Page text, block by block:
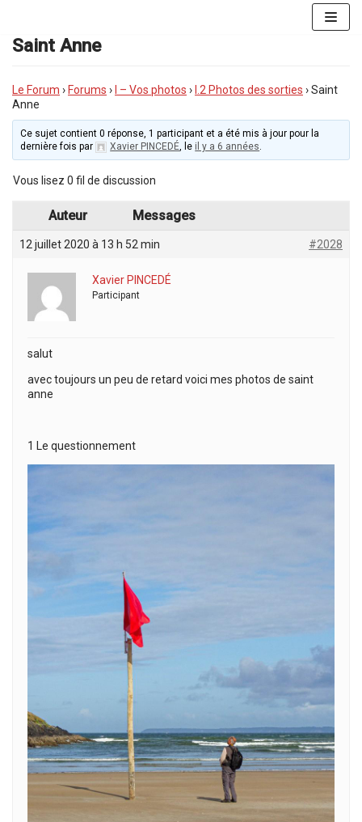
au
contenu
Saint Anne
Le Forum › Forums › I – Vos photos › I.2 Photos des sorties ›Saint
Anne
Ce sujet contient 0 réponse, 1 participant et a été mis à jour pour la
dernière fois par
Xavier PINCEDÉ, le il y a 6 années.
Vous lisez 0 fil de discussion
Auteur Messages
12 juillet 2020 à 13 h 52 min #2028
Xavier PINCEDÉ
Participant
salut
avec toujours un peu de retard voici mes photos de saint
anne
1 Le questionnement